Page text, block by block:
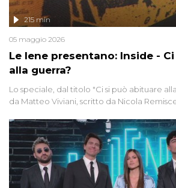
Le Iene presentano: Inside -
alla guerra?
215 min
05 maggio 2026
Lo speciale, dal titolo "Ci si può abituare
da Matteo Viviani, scritto da Nicola
di settore - su quanto la guerra sia
Anche se l'Italia non è direttamente
contesto globale rende impossibile
lontano.